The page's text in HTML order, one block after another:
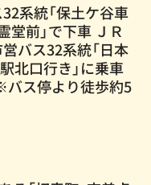
系統「保土ケ谷車
堂前」で下車 ＪＲ
バス32系統「日本
北口行き」に乗車
※バス停より徒歩約5